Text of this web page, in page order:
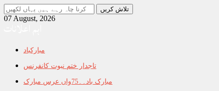
جو
تلاش
یہاں
07 August, 2026
اہم اعلانات
مبارکباد
تاجدار ختم نبوت کانفرنس
مبارک باد۔۔75واں عرس مبارک